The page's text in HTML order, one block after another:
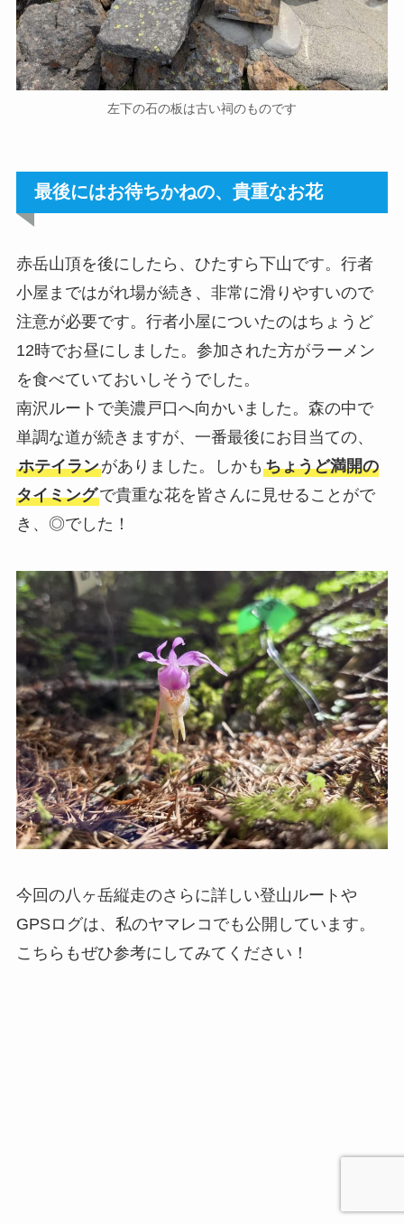
左下の石の板は古い祠のものです
最後にはお待ちかねの、貴重なお花
赤岳山頂を後にしたら、ひたすら下山です。行者
小屋まではがれ場が続き、非常に滑りやすいので
注意が必要です。行者小屋についたのはちょうど
12時でお昼にしました。参加された方がラーメン
を食べていておいしそうでした。
南沢ルートで美濃戸口へ向かいました。森の中で
単調な道が続きますが、一番最後にお目当ての、
ホテイランがありました。しかも ちょうど満開の
タイミングで貴重な花を皆さんに見せることがで
き、◎でした！
今回の八ヶ岳縦走のさらに詳しい登山ルートや
GPSログは、私のヤマレコでも公開しています。
こちらもぜひ参考にしてみてください！